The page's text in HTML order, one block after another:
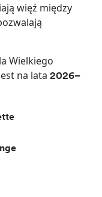
więź między
Wielkiego
na lata2026–